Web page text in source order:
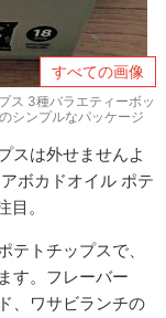
すべての画像
ス 3種バラエティーボッ
シンプルなパッケージ
スは外せませんよ
ボカドオイル ポテ
。
トチップスで、
す。フレーバー
、ワサビランチの